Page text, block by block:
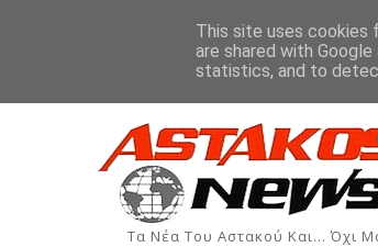
Ιστορία Χρήσιμα
ΡΟΗ ΕΙΔΗΣΕΩΝ
Τα Νέα Του Αστακού Και... Όχι
This site uses cookies
are shared with
statistics, and to